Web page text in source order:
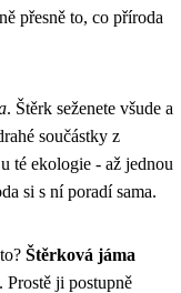
přesně to, co příroda
. Štěrk seženete všude a
součástky z
té ekologie - až jednou
si s ní poradí sama.
Štěrková jáma
. Prostě ji postupně